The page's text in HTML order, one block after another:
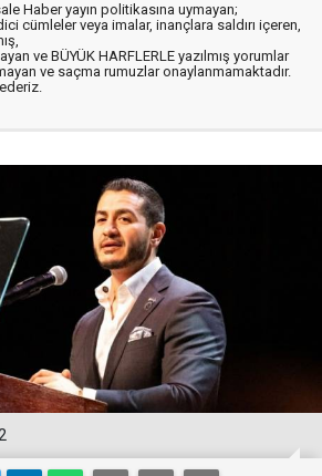
Haber yayın politikasına uymayan;
cümleler veya imalar, inançlara saldırı içeren,
ve BÜYÜK HARFLERLE yazılmış yorumlar
ve saçma rumuzlar onaylanmamaktadır.